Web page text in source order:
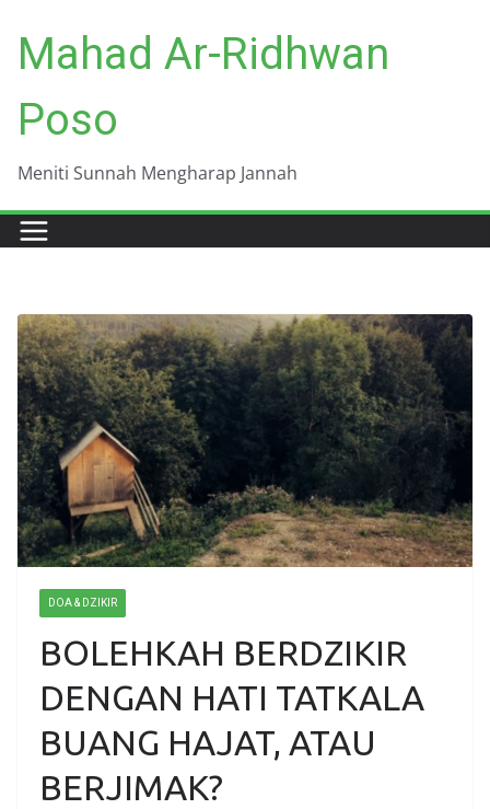
content
Mahad Ar-Ridhwan
Poso
Meniti Sunnah Mengharap Jannah
DOA & DZIKIR
BOLEHKAH BERDZIKIR
DENGAN HATI TATKALA
BUANG HAJAT, ATAU
BERJIMAK?